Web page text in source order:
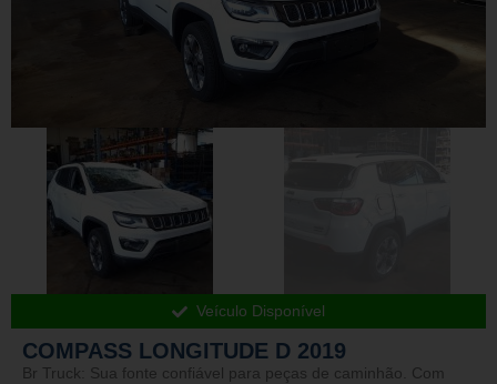
Veículo Disponível
COMPASS LONGITUDE D 2019
Br Truck: Sua fonte confiável para peças de caminhão. Com